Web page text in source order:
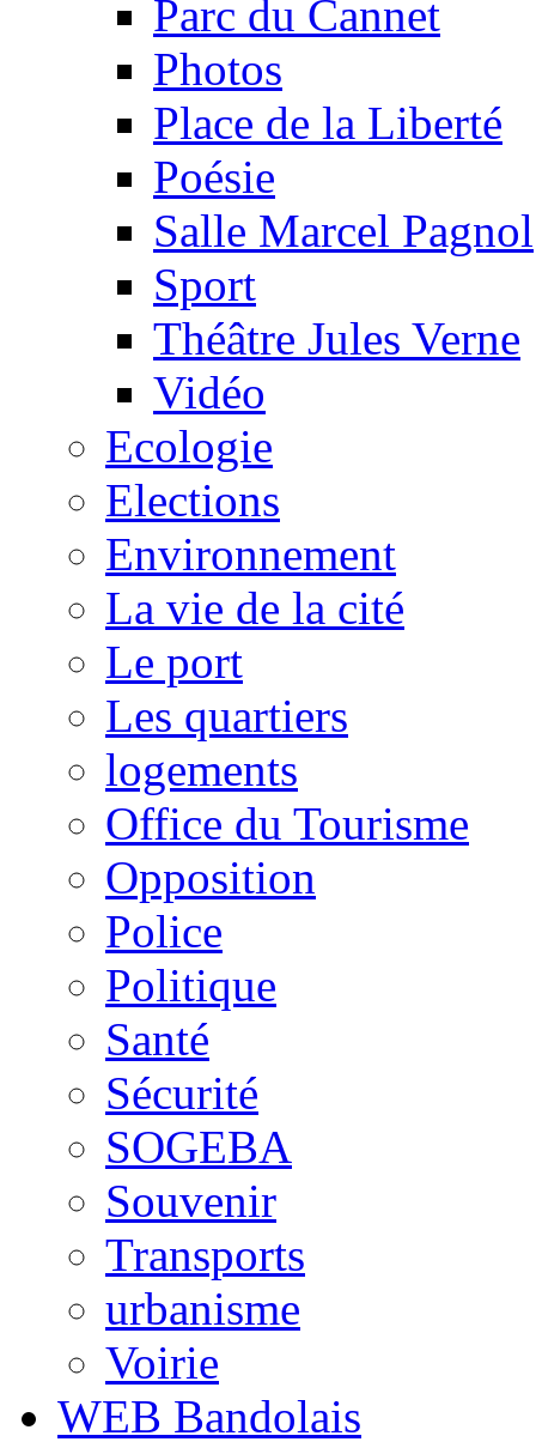
Parc du Cannet
Photos
Place de la Liberté
Poésie
Salle Marcel Pagnol
Sport
Théâtre Jules Verne
Vidéo
Ecologie
Elections
Environnement
La vie de la cité
Le port
Les quartiers
logements
Office du Tourisme
Opposition
Police
Politique
Santé
Sécurité
SOGEBA
Souvenir
Transports
urbanisme
Voirie
WEB Bandolais